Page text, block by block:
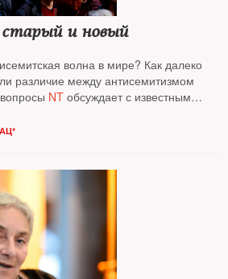
и новый
волна в мире? Как далеко
различие между антисемитизмом
NT обсуждает с известным